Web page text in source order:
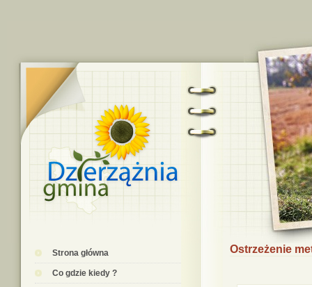
Strona główna
Co gdzie kiedy ?
Ostrzeżenie